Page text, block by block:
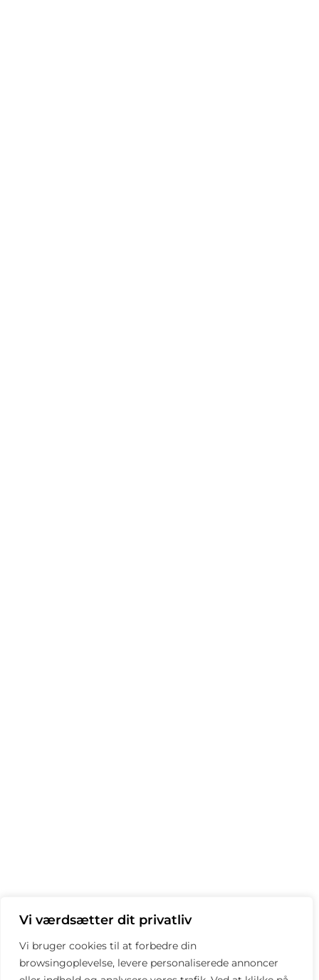
Vi værdsætter dit privatliv
Vi bruger cookies til at forbedre din
browsingoplevelse, levere personaliserede annoncer